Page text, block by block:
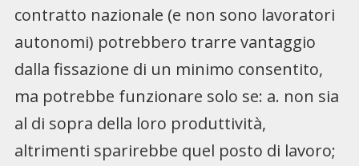
contratto nazionale (e non sono lavoratori
autonomi) potrebbero trarre vantaggio
dalla fissazione di un minimo consentito,
ma potrebbe funzionare solo se: a. non sia
al di sopra della loro produttività,
altrimenti sparirebbe quel posto di lavoro;